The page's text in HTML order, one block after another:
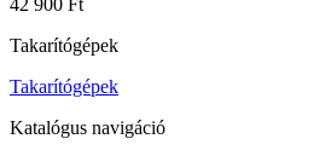
Takarítógépek
Takarítógépek
Katalógus navigáció